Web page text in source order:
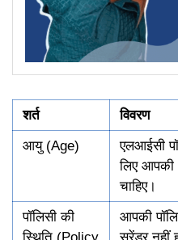
शर्त
विवरण
आयु (Age)
एलआईसी
लिए आपकी
चाहिए।
पॉलिसी की
आपकी